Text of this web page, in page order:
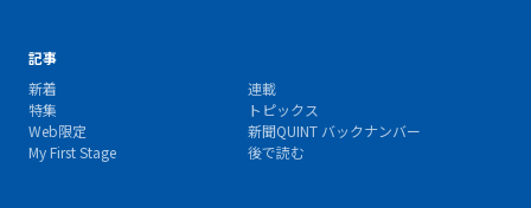
記事
新着
連載
特集
トピックス
Web限定
新聞QUINT バックナンバー
My First Stage
後で読む